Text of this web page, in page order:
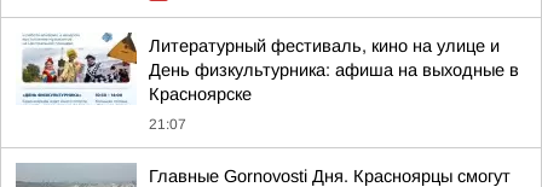
Литературный фестиваль, кино на улице и
День физкультурника: афиша на выходные в
Красноярске
21:07
Главные Gornovosti Дня. Красноярцы смогут